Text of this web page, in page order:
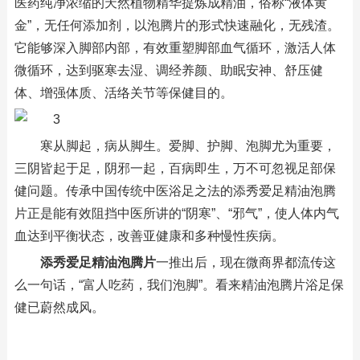
医药纯净浓缩的天然植物精华提炼成精油，俗称“液体黄
金”，无任何添加剂，以泡腾片的形式快速融化，无残渣。
它能够深入脚部内部，有效重塑脚部血气循环，激活人体
微循环，达到驱寒去湿、调经养颜、助眠安神、舒压健
体、增强体质、活络关节等保健目的。
寒从脚起，病从脚生。爱脚、护脚、泡脚尤为重要，
三阴皆起于足，阴邪一起，百病即生，万不可忽视足部保
健问题。传承中国传统中医浴足之法的添秀爱足精油泡腾
片正是能有效阻挡中医所讲的“阴寒”、“邪气”，使人体内气
血达到平衡状态，改善亚健康和多种慢性疾病。
添秀爱足精油泡腾片一推出后，现在微商界都流传这
么一句话，“富人吃药，我们泡脚”。看来精油泡腾片浴足保
健已蔚然成风。